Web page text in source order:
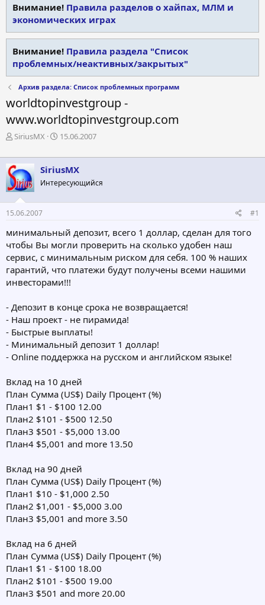
Внимание! Правила разделов о хайпах, МЛМ и
экономических играх
Внимание! Правила раздела "Список
проблемных/неактивных/закрытых"
Архив раздела: Список проблемных программ
worldtopinvestgroup -
www.worldtopinvestgroup.com
А
т
о
р
т
е
м
ы
SiriusMX
Д
т
а
а
ч
л
а
15.06.2007
SiriusMX
Интересующийся
15.06.2007 #1
минимальный депозит, всего 1 доллар, сделан для того
чтобы Вы могли проверить на сколько удобен наш
сервис, с минимальным риском для себя. 100 % наших
гарантий, что платежи будут получены всеми нашими
инвесторами!!!
- Депозит в конце срока не возвращается!
- Наш проект - не пирамида!
- Быстрые выплаты!
- Минимальный депозит 1 доллар!
- Online поддержка на русском и английском языке!
Вклад на 10 дней
План Сумма (US$) Daily Процент (%)
План1 $1 - $100 12.00
План2 $101 - $500 12.50
План3 $501 - $5,000 13.00
План4 $5,001 and more 13.50
Вклад на 90 дней
План Сумма (US$) Daily Процент (%)
План1 $10 - $1,000 2.50
План2 $1,001 - $5,000 3.00
План3 $5,001 and more 3.50
Вклад на 6 дней
План Сумма (US$) Daily Процент (%)
План1 $1 - $100 18.00
План2 $101 - $500 19.00
План3 $501 and more 20.00